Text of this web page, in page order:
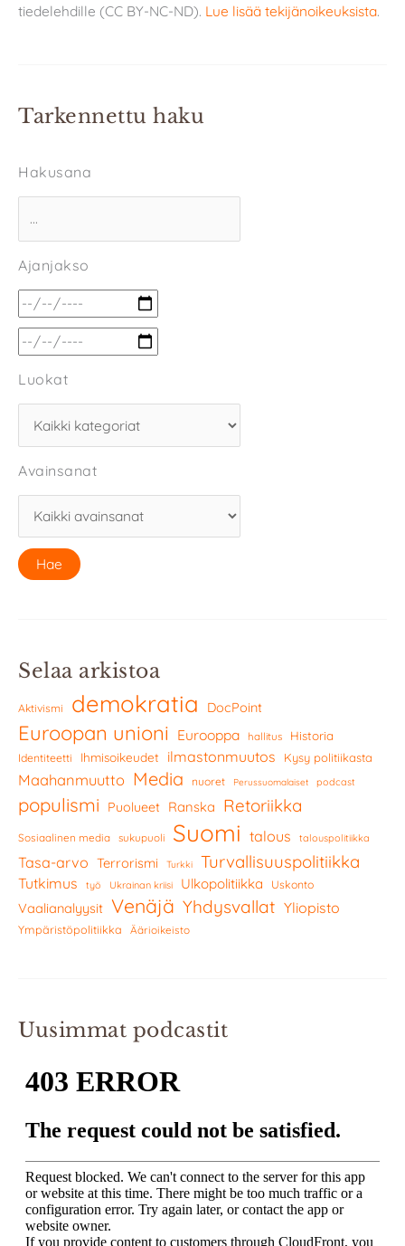
tiedelehdille (CC BY-NC-ND). Lue lisää tekijänoikeuksista.
Tarkennettu haku
Hakusana
Ajanjakso
Luokat
Avainsanat
Selaa arkistoa
Aktivismi demokratia DocPoint
Euroopan unioni Eurooppa hallitus Historia
Identiteetti Ihmisoikeudet ilmastonmuutos Kysy politiikasta
Maahanmuutto Media nuoret Perussuomalaiset podcast
populismi Puolueet Ranska Retoriikka
Sosiaalinen media sukupuoli Suomi talous talouspolitiikka
Tasa-arvo Terrorismi Turkki Turvallisuuspolitiikka
Tutkimus työ Ukrainan kriisi Ulkopolitiikka Uskonto
Vaalianalyysit Venäjä Yhdysvallat Yliopisto
Ympäristöpolitiikka Äärioikeisto
Uusimmat podcastit